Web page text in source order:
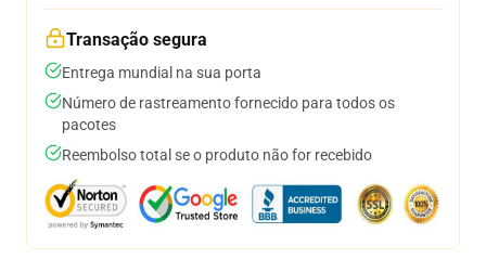
Transação segura
Entrega mundial na sua porta
Número de rastreamento fornecido para todos os
pacotes
Reembolso total se o produto não for recebido